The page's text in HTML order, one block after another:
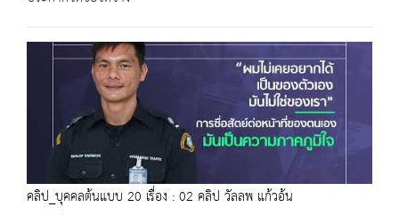
คลิป_บุคคลต้นแบบ 20 เรื่อง : 02 คลิป วัลลพ แก้วอ้น